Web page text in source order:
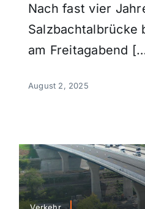
Nach fast vier
Salzbachtalbrücke
am Freitagabend
August 2, 2025